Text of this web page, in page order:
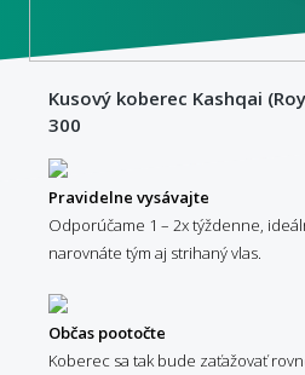
Kusový koberec Kashqai
300
Pravidelne vysávajte
Odporúčame 1 – 2x týždenne,
narovnáte tým aj strihaný vlas.
Občas pootočte
Koberec sa tak bude zaťažovať